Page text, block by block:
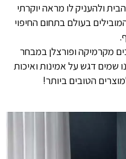
ולהעניק לו מראה יוקרתי
בעולם בתחום החיפוי
מקרמיקה ופורצלן במבחר
שמים דגש על אמינות ואיכות
הטובים ביותר!